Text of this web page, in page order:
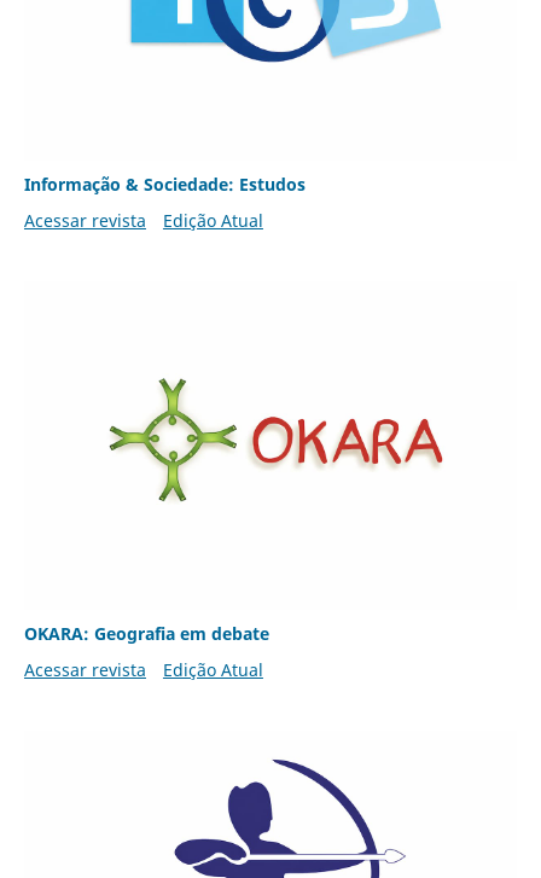
Informação & Sociedade: Estudos
Acessar revista
Edição Atual
OKARA: Geografia em debate
Acessar revista
Edição Atual